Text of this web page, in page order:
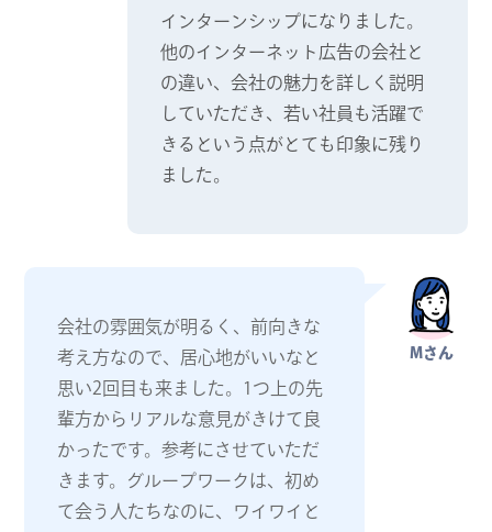
インターンシップになりました。
他のインターネット広告の会社と
の違い、会社の魅力を詳しく説明
していただき、若い社員も活躍で
きるという点がとても印象に残り
ました。
Mさん
会社の雰囲気が明るく、前向きな
考え方なので、居心地がいいなと
思い2回目も来ました。1つ上の先
輩方からリアルな意見がきけて良
かったです。参考にさせていただ
きます。グループワークは、初め
て会う人たちなのに、ワイワイと